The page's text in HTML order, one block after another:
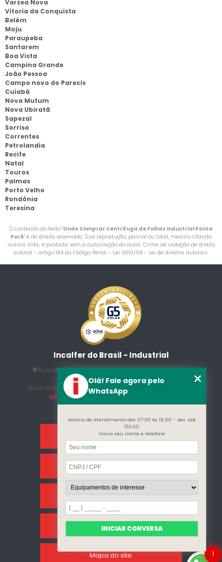
Varzea Nova
Vitoria da Conquista
Belém
Moju
Paraupeba
Santarem
Boa Vista
Campina Grande
João Pessoa
Campo novo do Parecis
Cuiabá
Nova Mutum
Nova Ubiratã
Sapezal
Sorriso
Correntes
Petrolandia
Recife
Natal
Touros
Palmas
Porto Velho
Rondônia
Teresina
O conteúdo do texto "Onde Comprar Centrifuga de Folhas Industrial Ponta
Porã" é de direito reservado. Sua reprodução, parcial ou total, mesmo citando
nossos links, é proibida sem a autorização do autor. Crime de violação de direito
autoral – artigo 184 do Código Penal – Lei 9610/98 - Lei de direitos autorais.
Incalfer do Brasil - Industrial
Rua Manuel Jesus Fernandes , 172 - Jardim Santo
Afonso
Guarulhos - SP - CEP: 07215-230
(11) 3296-7700
98409-5498
contato@incalfer.com.br
Home
Sobre Nós
Categorias
Clientes
Mapa do site 1
Olá! Fale agora pelo
WhatsApp
Horário de atendimento das 07:30 às 16:30 - Sex. até
15h30
Insira seu nome e telefone
INICIAR CONVERSA